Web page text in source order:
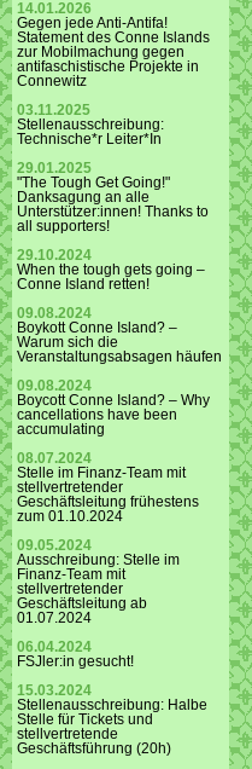
14.01.2026
Gegen jede Anti-Antifa!
Statement des Conne Islands
zur Mobilmachung gegen
antifaschistische Projekte in
Connewitz
03.11.2025
Stellenausschreibung:
Technische*r Leiter*In
29.01.2025
"The Tough Get Going!"
Danksagung an alle
Unterstützer:innen! Thanks to
all supporters!
29.10.2024
When the tough gets going –
Conne Island retten!
09.08.2024
Boykott Conne Island? –
Warum sich die
Veranstaltungsabsagen häufen
09.08.2024
Boycott Conne Island? – Why
cancellations have been
accumulating
08.07.2024
Stelle im Finanz-Team mit
stellvertretender
Geschäftsleitung frühestens
zum 01.10.2024
09.05.2024
Ausschreibung: Stelle im
Finanz-Team mit
stellvertretender
Geschäftsleitung ab
01.07.2024
06.04.2024
FSJler:in gesucht!
15.03.2024
Stellenausschreibung: Halbe
Stelle für Tickets und
stellvertretende
Geschäftsführung (20h)